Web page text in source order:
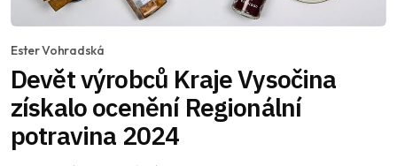
Ester Vohradská
Devět výrobců Kraje Vysočina
získalo ocenění Regionální
potravina 2024